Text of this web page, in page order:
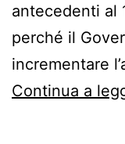
antecedenti al
perché il
incrementare
Continua a